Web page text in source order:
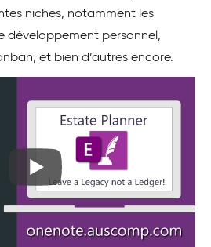
niches, notamment les
développement personnel,
et bien d’autres encore.